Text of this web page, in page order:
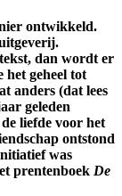
ontwikkeld.
dan wordt er
geheel tot
anders (dat lees
geleden
liefde voor het
ontstond
was
prentenboek De